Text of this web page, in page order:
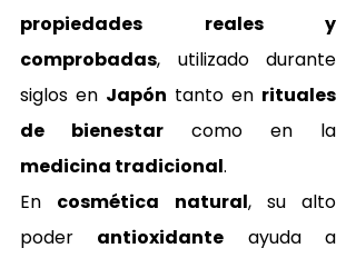
propiedades reales y
comprobadas, utilizado durante
siglos en Japón tanto en rituales
de bienestar
medicina tradicional.
En cosmética natural, su alto
poder antioxidante ayuda a